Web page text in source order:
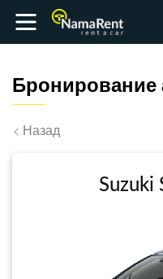
Бронирование
Назад
Suzuki